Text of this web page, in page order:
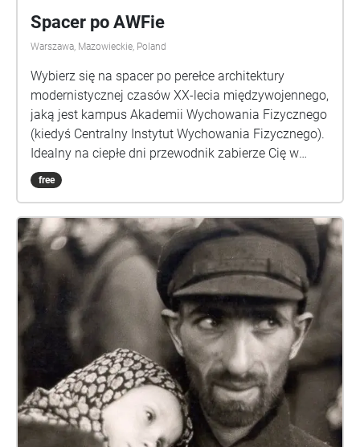
Spacer po AWFie
Warszawa, Mazowieckie, Poland
Wybierz się na spacer po perełce architektury
modernistycznej czasów XX-lecia międzywojennego,
jaką jest kampus Akademii Wychowania Fizycznego
(kiedyś Centralny Instytut Wychowania Fizycznego).
Idealny na ciepłe dni przewodnik zabierze Cię w
najciekawsze punkty założenia, byś mógł
dowiedzieć się więcej o jego historii. Więcej
Udanego spaceru!
free